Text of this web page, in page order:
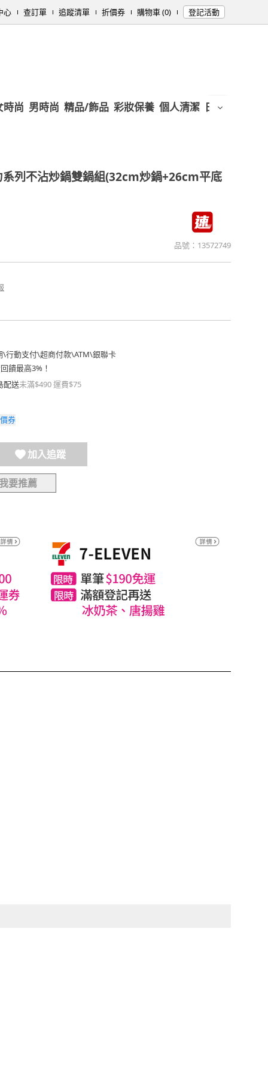
心 查訂單 追蹤清單 折價券 購物車 (0) 登記活動
時尚 男時尚 精品/飾品 彩妝保養 個人清潔 日用/紙品
系列不沾炒鍋雙鍋組(32cm炒鍋+26cm平底
品號： 13572749
\行動支付\超商付款\ATM\銀聯卡
饋最高3%！
配送未滿$490 運費$75
券
加入追蹤
我要推薦